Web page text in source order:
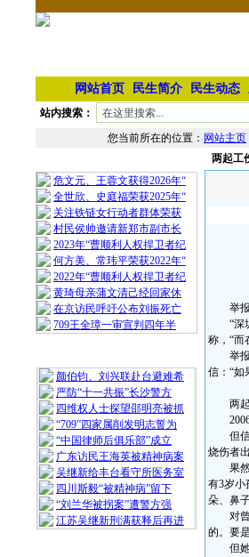
网站首页 民生简介 民生动态
站内搜索：
您当前所在的位置： 网站主页
危文元、王蓉文获得2026年“
全世欣、史庭福荣获2025年“
关注铁链女行动者群体荣获
村民侯帅邀请新郑市副市长
2023年“曹顺利人权捍卫者纪
何方美、常玮平荣获2022年“
2022年“曹顺利人权捍卫者纪
黄琦母亲蒲文清己经回家休
在京访民呼吁公布刘振死亡
709王全璋一审宣判四年半
颜伯钧、刘兴联赴台避难希
严防“十一共振”长沙警方
四维权人士探望邵明亮被抓
“709”四家属削发明志誓为
“中国律师后俱乐部”成立
广东访民王海英被精神病案
吴继新给丰台看守所医务室
四川斯毅“被精神病”留下
“刘兰华被拐案”遭警方强
江苏吴继新刑满获释后再进
两起工
举报
“深圳
称，“
举报
信：“如
两起
2006
但信
烧伤者
果然
有3岁
朵、鼻
对曾
的。要
但她